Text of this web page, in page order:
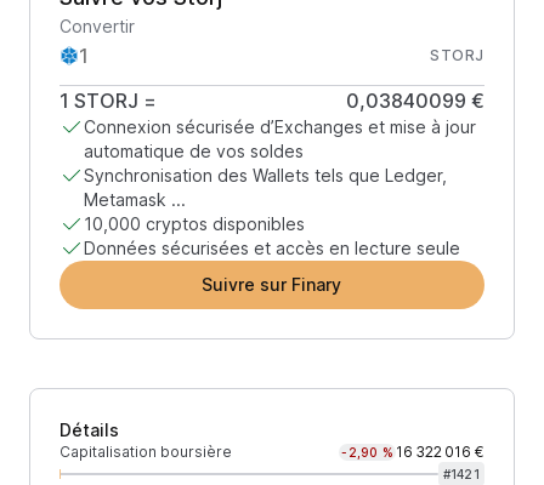
Convertir
STORJ
1 STORJ = 0,03840099 €
Connexion sécurisée d’Exchanges et mise à jour
automatique de vos soldes
Synchronisation des Wallets tels que Ledger,
Metamask ...
10,000 cryptos disponibles
Données sécurisées et accès en lecture seule
Suivre sur Finary
Détails
Capitalisation boursière -2,90 % 16 322 016 €
#1421